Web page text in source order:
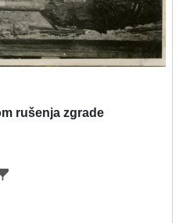
rušenja zgrade